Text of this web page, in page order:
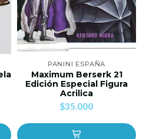
PANINI ESPAÑA
Maximum Berserk 21
Edición Especial Figura
Acrilica
$35.000